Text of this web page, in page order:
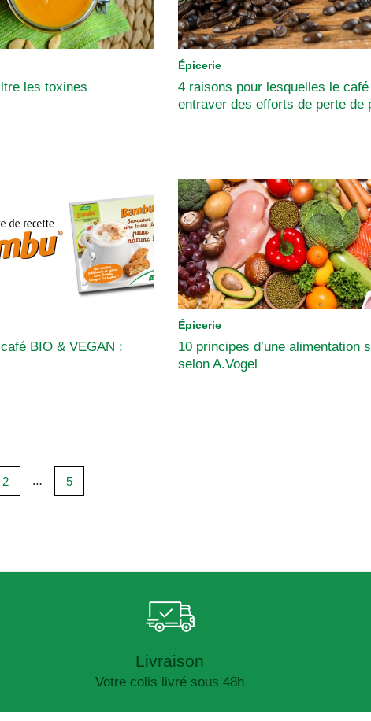
les toxines
Épicerie
4 raisons pour lesquelles le
entraver des efforts de perte de
BIO & VEGAN :
Épicerie
10 principes d’une alimentation
selon A.Vogel
2 … 5
Livraison
Votre colis livré sous 48h